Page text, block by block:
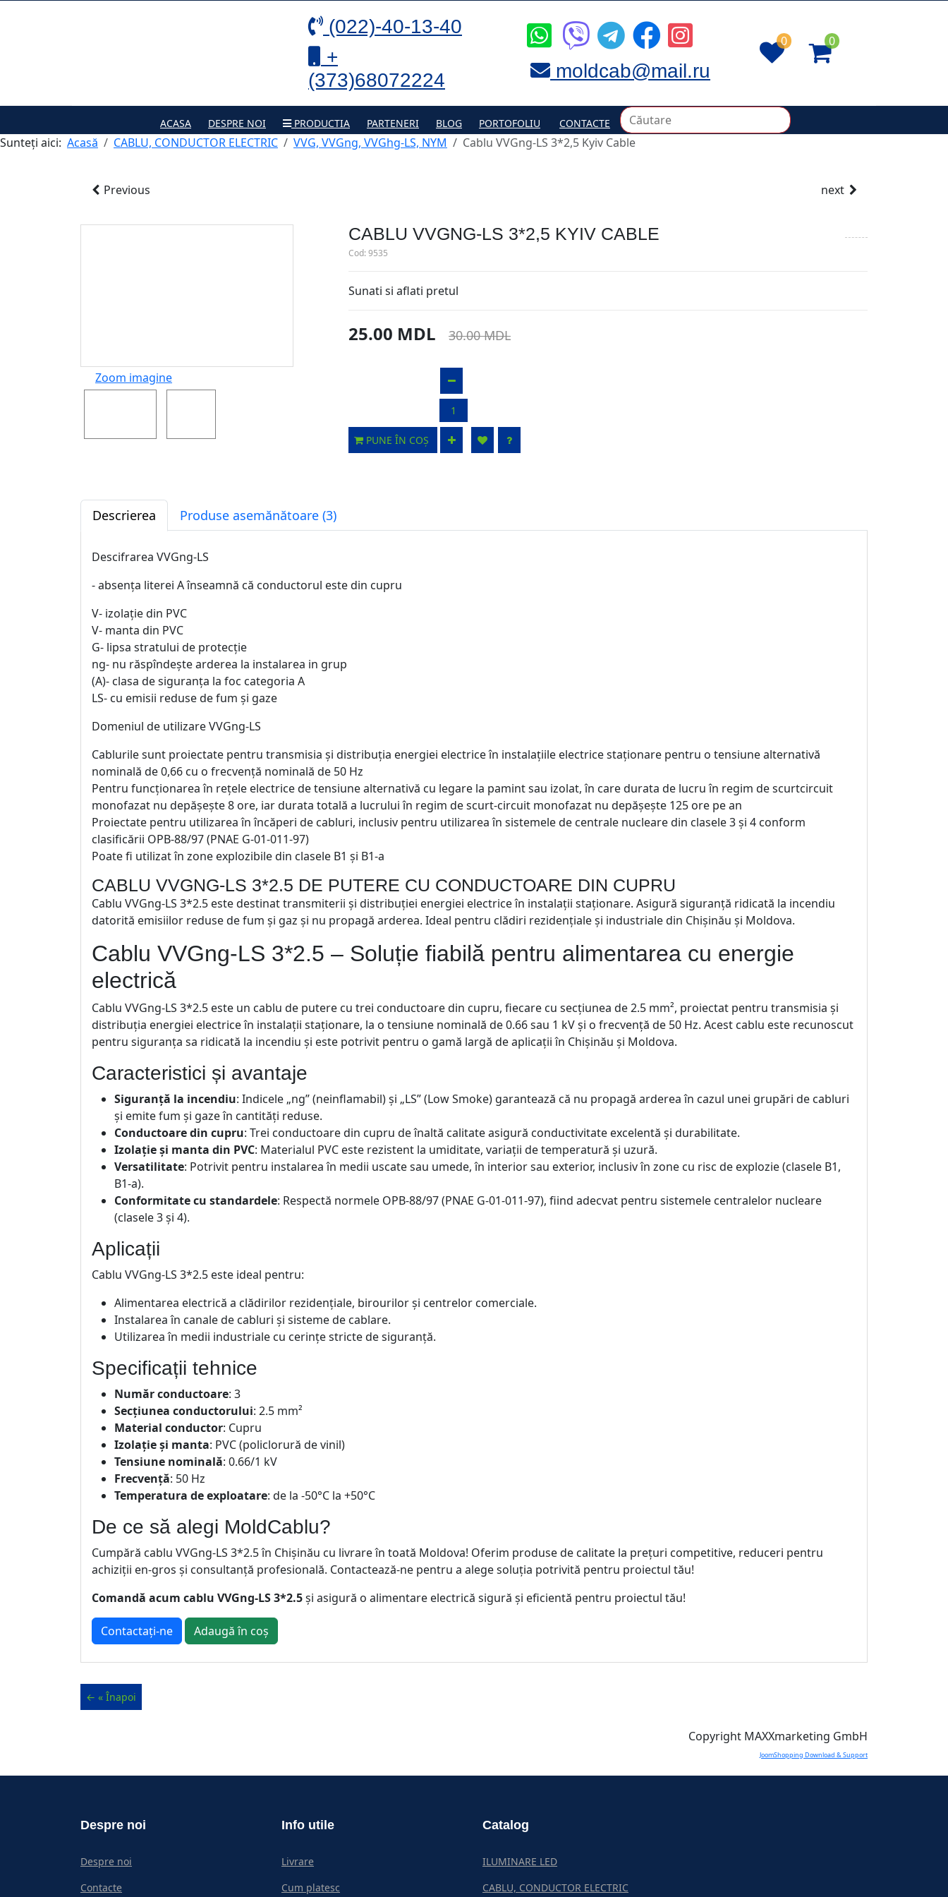
(022)-40-13-40
+
(373)68072224
moldcab@mail.ru
0 0
ACASA DESPRE NOI PRODUCTIA PARTENERI BLOG PORTOFOLIU CONTACTE
Sunteți aici: Acasă CABLU, CONDUCTOR ELECTRIC VVG, VVGng, VVGhg-LS, NYM Cablu VVGng-LS 3*2,5 Kyiv Cable
Previous next
Zoom imagine
CABLU VVGNG-LS 3*2,5 KYIV CABLE
Cod:9535
Sunati si aflati pretul
25.00 MDL 30.00 MDL
PUNE ÎN COȘ
Descrierea Produse asemănătoare (3)
Descifrarea VVGng-LS
- absența literei A înseamnă că conductorul este din cupru
V- izolație din PVC
V- manta din PVC
G- lipsa stratului de protecție
ng- nu răspîndește arderea la instalarea in grup
(A)- clasa de siguranța la foc categoria A
LS- cu emisii reduse de fum și gaze
Domeniul de utilizare VVGng-LS
Cablurile sunt proiectate pentru transmisia și distribuția energiei electrice în instalațiile electrice staționare pentru o tensiune alternativă
nominală de 0,66 cu o frecvență nominală de 50 Hz
Pentru funcționarea în rețele electrice de tensiune alternativă cu legare la pamint sau izolat, în care durata de lucru în regim de scurtcircuit
monofazat nu depășește 8 ore, iar durata totală a lucrului în regim de scurt-circuit monofazat nu depășește 125 ore pe an
Proiectate pentru utilizarea în încăperi de cabluri, inclusiv pentru utilizarea în sistemele de centrale nucleare din clasele 3 și 4 conform
clasificării OPB-88/97 (PNAE G-01-011-97)
Poate fi utilizat în zone explozibile din clasele B1 și B1-a
CABLU VVGNG-LS 3*2.5 DE PUTERE CU CONDUCTOARE DIN CUPRU
Cablu VVGng-LS 3*2.5 este destinat transmiterii și distribuției energiei electrice în instalații staționare. Asigură siguranță ridicată la incendiu
datorită emisiilor reduse de fum și gaz și nu propagă arderea. Ideal pentru clădiri rezidențiale și industriale din Chișinău și Moldova.
Cablu VVGng-LS 3*2.5 – Soluție fiabilă pentru alimentarea cu energie
electrică
Cablu VVGng-LS 3*2.5 este un cablu de putere cu trei conductoare din cupru, fiecare cu secțiunea de 2.5 mm², proiectat pentru transmisia și
distribuția energiei electrice în instalații staționare, la o tensiune nominală de 0.66 sau 1 kV și o frecvență de 50 Hz. Acest cablu este recunoscut
pentru siguranța sa ridicată la incendiu și este potrivit pentru o gamă largă de aplicații în Chișinău și Moldova.
Caracteristici și avantaje
Siguranță la incendiu: Indicele „ng” (neinflamabil) și „LS” (Low Smoke) garantează că nu propagă arderea în cazul unei grupări de cabluri
și emite fum și gaze în cantități reduse.
Conductoare din cupru: Trei conductoare din cupru de înaltă calitate asigură conductivitate excelentă și durabilitate.
Izolație și manta din PVC: Materialul PVC este rezistent la umiditate, variații de temperatură și uzură.
Versatilitate: Potrivit pentru instalarea în medii uscate sau umede, în interior sau exterior, inclusiv în zone cu risc de explozie (clasele B1,
B1-a).
Conformitate cu standardele: Respectă normele OPB-88/97 (PNAE G-01-011-97), fiind adecvat pentru sistemele centralelor nucleare
(clasele 3 și 4).
Aplicații
Cablu VVGng-LS 3*2.5 este ideal pentru:
Alimentarea electrică a clădirilor rezidențiale, birourilor și centrelor comerciale.
Instalarea în canale de cabluri și sisteme de cablare.
Utilizarea în medii industriale cu cerințe stricte de siguranță.
Specificații tehnice
Număr conductoare: 3
Secțiunea conductorului: 2.5 mm²
Material conductor: Cupru
Izolație și manta: PVC (policlorură de vinil)
Tensiune nominală: 0.66/1 kV
Frecvență: 50 Hz
Temperatura de exploatare: de la -50°C la +50°C
De ce să alegi MoldCablu?
Cumpără cablu VVGng-LS 3*2.5 în Chișinău cu livrare în toată Moldova! Oferim produse de calitate la prețuri competitive, reduceri pentru
achiziții en-gros și consultanță profesională. Contactează-ne pentru a alege soluția potrivită pentru proiectul tău!
Comandă acum cablu VVGng-LS 3*2.5și asigură o alimentare electrică sigură și eficientă pentru proiectul tău!
Contactați-ne Adaugă în coș
Copyright MAXXmarketing GmbH
JoomShopping Download & Support
Despre noi
Despre noi
Contacte
Info utile
Livrare
Cum platesc
Catalog
ILUMINARE LED
CABLU, CONDUCTOR ELECTRIC